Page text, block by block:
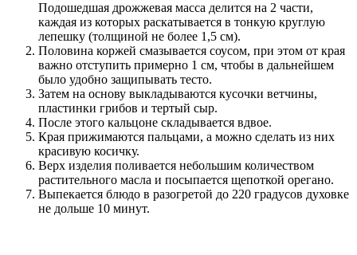
Подошедшая дрожжевая масса делится на 2 части,
каждая из которых раскатывается в тонкую круглую
лепешку (толщиной не более 1,5 см).
Половина коржей смазывается соусом, при этом от края
важно отступить примерно 1 см, чтобы в дальнейшем
было удобно защипывать тесто.
Затем на основу выкладываются кусочки ветчины,
пластинки грибов и тертый сыр.
После этого кальцоне складывается вдвое.
Края прижимаются пальцами, а можно сделать из них
красивую косичку.
Верх изделия поливается небольшим количеством
растительного масла и посыпается щепоткой орегано.
Выпекается блюдо в разогретой до 220 градусов духовке
не дольше 10 минут.